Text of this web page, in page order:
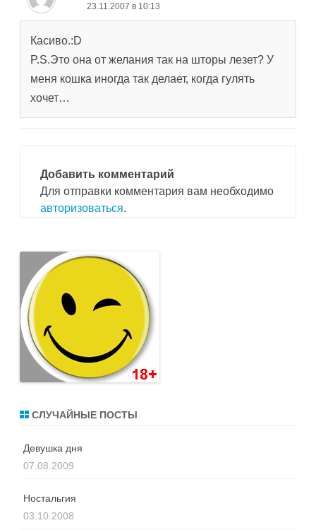
23.11.2007 в 10:13
Касиво.:D
P.S.Это она от желания так на шторы лезет? У
меня кошка иногда так делает, когда гулять
хочет…
Добавить комментарий
Для отправки комментария вам необходимо
авторизоваться.
СЛУЧАЙНЫЕ ПОСТЫ
Девушка дня
07.08.2009
Ностальгия
03.10.2008